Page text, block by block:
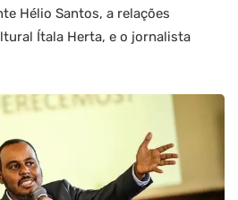
Hélio Santos, a relações
Ítala Herta, e o jornalista